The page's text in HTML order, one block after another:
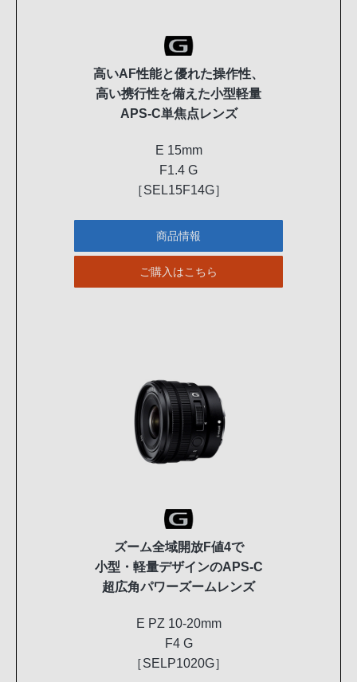
高いAF性能と優れた操作性、
高い携行性を備えた小型軽量
APS-C単焦点レンズ
E 15mm
F1.4 G
［SEL15F14G］
商品情報
ご購入はこちら
ズーム全域開放F値4で
小型・軽量デザインのAPS-C
超広角パワーズームレンズ
E PZ 10-20mm
F4 G
［SELP1020G］